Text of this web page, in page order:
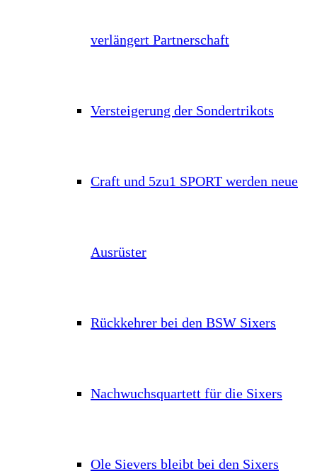
verlängert Partnerschaft
Versteigerung der Sondertrikots
Craft und 5zu1 SPORT werden neue
Ausrüster
Rückkehrer bei den BSW Sixers
Nachwuchsquartett für die Sixers
Ole Sievers bleibt bei den Sixers